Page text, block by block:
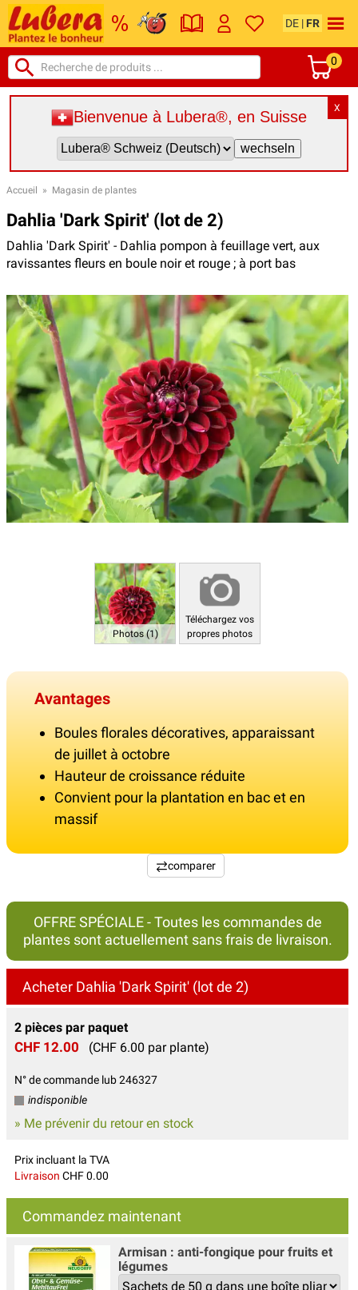
DE | FR
0
X
Bienvenue à Lubera®, en Suisse
Accueil » Magasin de plantes
Dahlia 'Dark Spirit' (lot de 2)
Dahlia 'Dark Spirit' - Dahlia pompon à feuillage vert, aux
ravissantes fleurs en boule noir et rouge ; à port bas
Photos (1)
Téléchargez vos
propres photos
Avantages
Boules florales décoratives, apparaissant
de juillet à octobre
Hauteur de croissance réduite
Convient pour la plantation en bac et en
massif
comparer
OFFRE SPÉCIALE - Toutes les commandes de
plantes sont actuellement sans frais de livraison.
Acheter Dahlia 'Dark Spirit' (lot de 2)
2 pièces par paquet
CHF 12.00 (CHF 6.00 par plante)
N° de commande lub 246327
indisponible
» Me prévenir du retour en stock
Prix incluant la TVA
Livraison CHF 0.00
Commandez maintenant
Armisan : anti-fongique pour fruits et
légumes